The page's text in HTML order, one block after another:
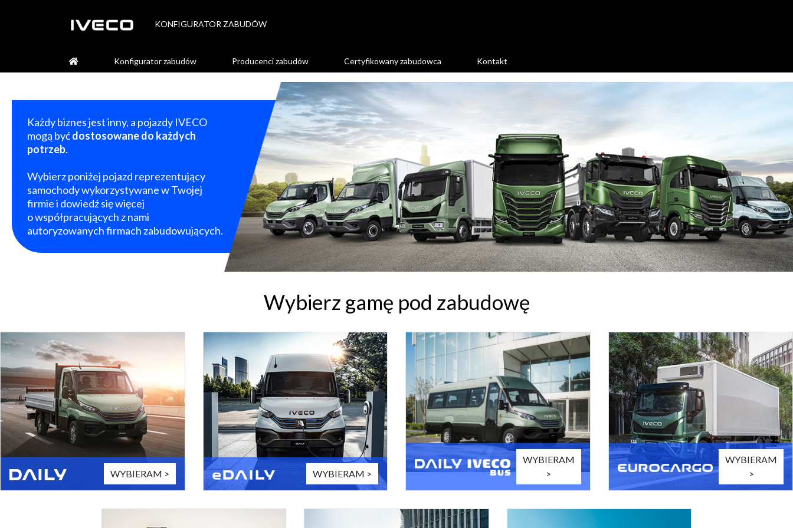
KONFIGURATOR ZABUDÓW
Konfigurator zabudów Producenci zabudów Certyfikowany zabudowca Kontakt
Każdy biznes jest inny, a pojazdy IVECO
mogą byćdostosowane do każdych
potrzeb.
Wybierz poniżej pojazd reprezentujący
samochody wykorzystywane w Twojej
firmie i dowiedź się więcej
o współpracujących z nami
autoryzowanych firmach zabudowujących.
Wybierz gamę pod zabudowę
WYBIERAM > WYBIERAM >
WYBIERAM
>
WYBIERAM
>